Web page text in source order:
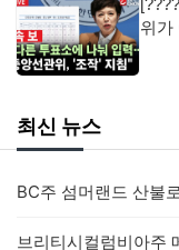
위가
최신 뉴스
BC주 섬머랜드 산불